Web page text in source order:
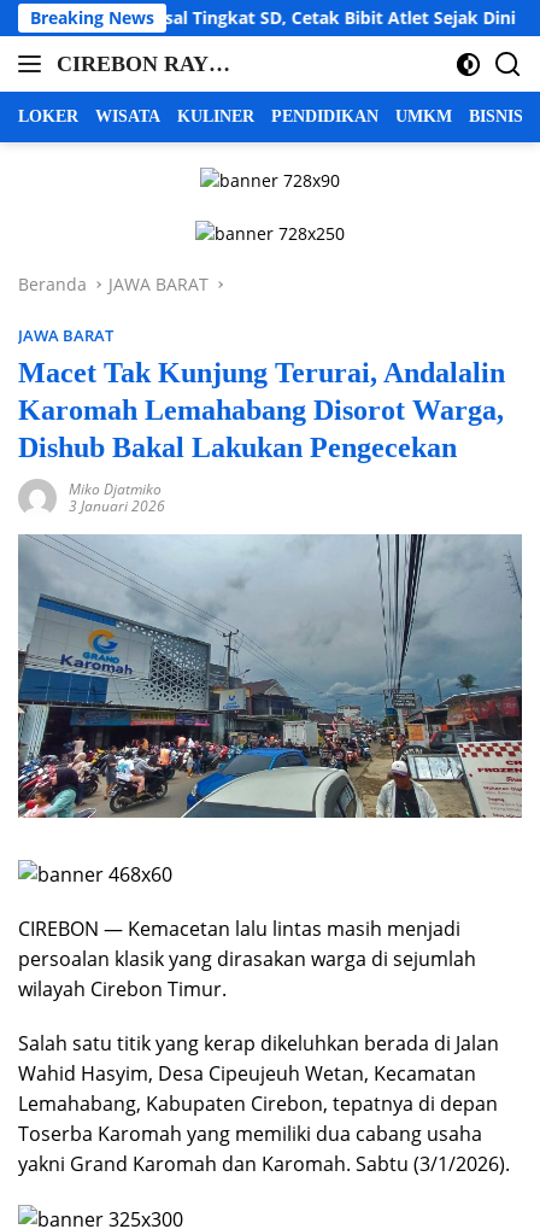
Langsung
ke
konten
Breaking News
Tingkat SD, Cetak Bibit Atlet Sejak Dini LBH
CIREBON RAYA |
INFO CIREBON
CIREBON RAYA |
KUNINGAN
cirebon
info
cirebon
majalengka
kuningan
LOKER WISATA KULINER PENDIDIKAN UMKM BISNIS
Beranda JAWA BARAT
JAWA BARAT
Macet Tak Kunjung Terurai, Andalalin
Karomah Lemahabang Disorot Warga,
Dishub Bakal Lakukan Pengecekan
Miko Djatmiko
3 Januari 2026
CIREBON — Kemacetan lalu lintas masih menjadi
persoalan klasik yang dirasakan warga di sejumlah
wilayah Cirebon Timur.
Salah satu titik yang kerap dikeluhkan berada di Jalan
Wahid Hasyim, Desa Cipeujeuh Wetan, Kecamatan
Lemahabang, Kabupaten Cirebon, tepatnya di depan
Toserba Karomah yang memiliki dua cabang usaha
yakni Grand Karomah dan Karomah. Sabtu (3/1/2026).